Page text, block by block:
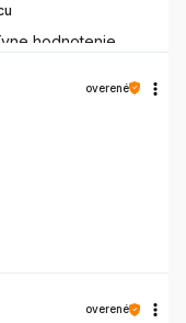
hodnotenie.
opakovaneoverené
overené